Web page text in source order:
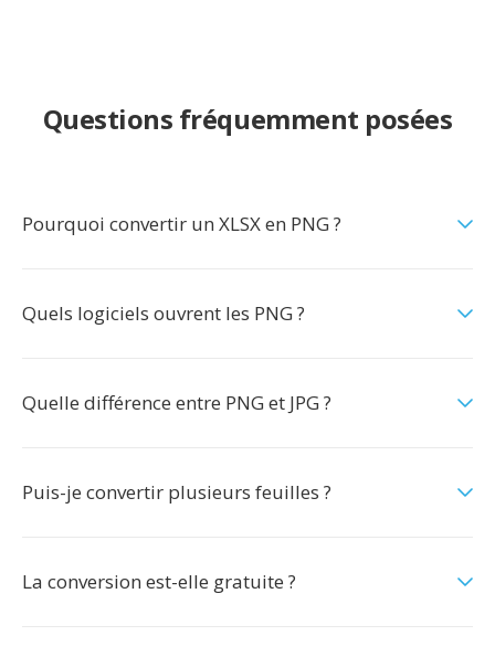
Questions fréquemment posées
Pourquoi convertir un XLSX en PNG ?
Quels logiciels ouvrent les PNG ?
Quelle différence entre PNG et JPG ?
Puis-je convertir plusieurs feuilles ?
La conversion est-elle gratuite ?